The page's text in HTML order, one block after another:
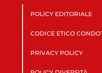
POLICY EDITORIALE
CODICE ETICO
PRIVACY POLICY